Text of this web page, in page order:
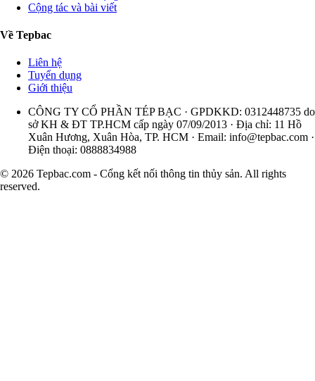
Cộng tác và bài viết
Về Tepbac
Liên hệ
Tuyển dụng
Giới thiệu
CÔNG TY CỔ PHẦN TÉP BẠC · GPDKKD: 0312448735 do
sở KH & ĐT TP.HCM cấp ngày 07/09/2013 · Địa chỉ: 11 Hồ
Xuân Hương, Xuân Hòa, TP. HCM · Email: info@tepbac.com ·
Điện thoại: 0888834988
© 2026 Tepbac.com - Cổng kết nối thông tin thủy sản. All rights
reserved.